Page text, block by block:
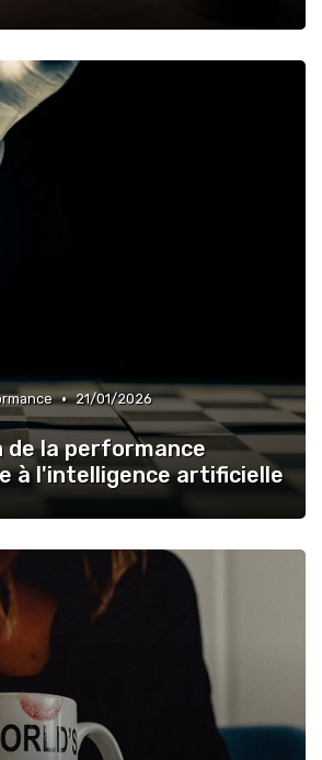
• 21/01/2026
de la performance
à l'intelligence artificielle